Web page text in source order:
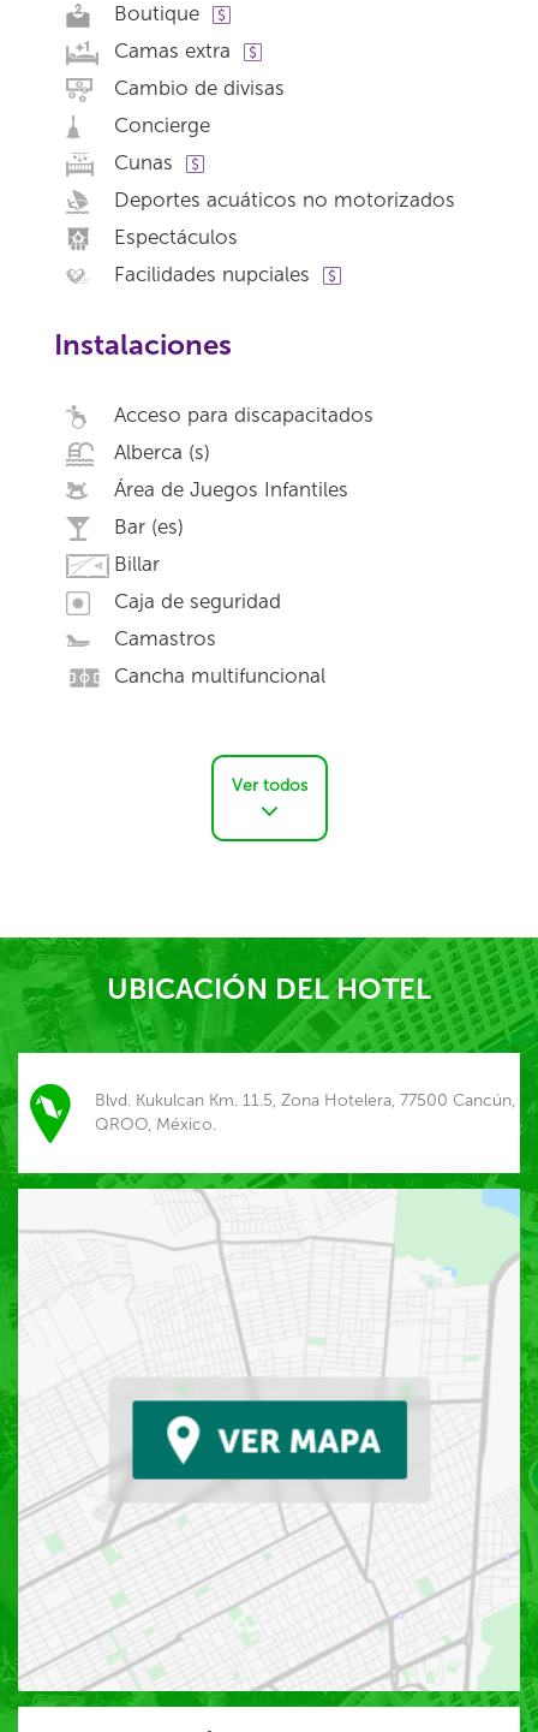
Boutique
Camas extra
Cambio de divisas
Concierge
Cunas
Deportes acuáticos no motorizados
Espectáculos
Facilidades nupciales
Instalaciones
Acceso para discapacitados
Alberca (s)
Área de Juegos Infantiles
Bar (es)
Billar
Caja de seguridad
Camastros
Cancha multifuncional
Ver todos
UBICACIÓN DEL HOTEL
Blvd. Kukulcan Km. 11.5, Zona Hotelera, 77500 Cancún,
QROO, México.